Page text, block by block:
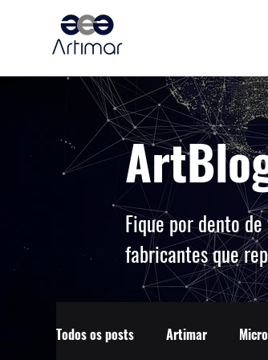
Fique por dento
fabricantes que
Todos os posts Artimar